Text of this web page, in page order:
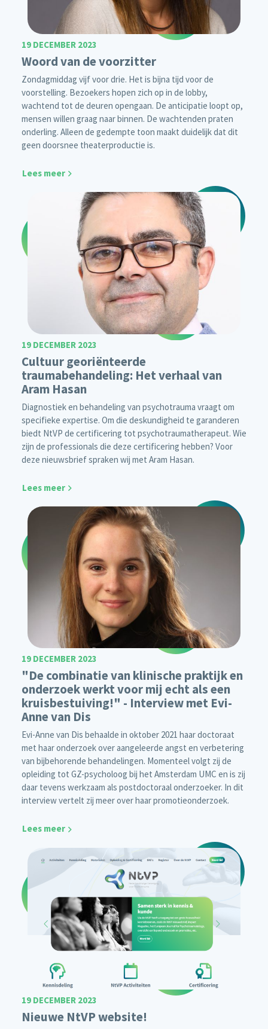
19 DECEMBER 2023
Woord van de voorzitter
Zondagmiddag vijf voor drie. Het is bijna tijd voor de
voorstelling. Bezoekers hopen zich op in de lobby,
wachtend tot de deuren opengaan. De anticipatie loopt op,
mensen willen graag naar binnen. De wachtenden praten
onderling. Alleen de gedempte toon maakt duidelijk dat dit
geen doorsnee theaterproductie is.
Lees meer
19 DECEMBER 2023
Cultuur georiënteerde
traumabehandeling: Het verhaal van
Aram Hasan
Diagnostiek en behandeling van psychotrauma vraagt om
specifieke expertise. Om die deskundigheid te garanderen
biedt NtVP de certificering tot psychotraumatherapeut. Wie
zijn de professionals die deze certificering hebben? Voor
deze nieuwsbrief spraken wij met Aram Hasan.
Lees meer
19 DECEMBER 2023
"De combinatie van klinische praktijk en
onderzoek werkt voor mij echt als een
kruisbestuiving!" - Interview met Evi-
Anne van Dis
Evi-Anne van Dis behaalde in oktober 2021 haar doctoraat
met haar onderzoek over aangeleerde angst en verbetering
van bijbehorende behandelingen. Momenteel volgt zij de
opleiding tot GZ-psycholoog bij het Amsterdam UMC en is zij
daar tevens werkzaam als postdoctoraal onderzoeker. In dit
interview vertelt zij meer over haar promotieonderzoek.
Lees meer
19 DECEMBER 2023
Nieuwe NtVP website!